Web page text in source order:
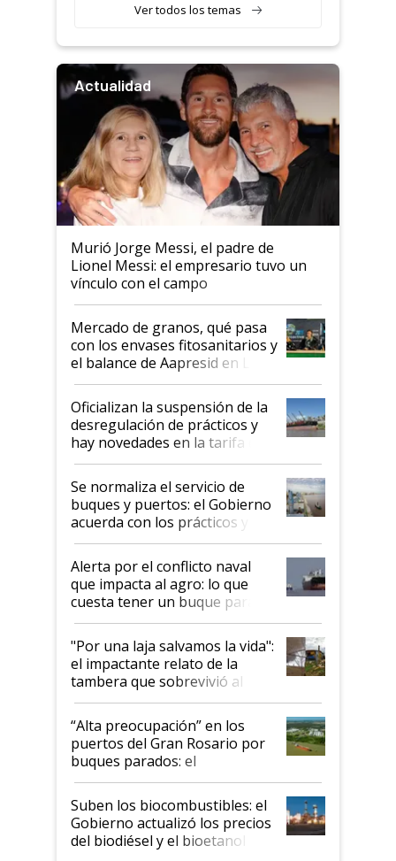
Ver todos los temas
Actualidad
Murió Jorge Messi, el padre de
Lionel Messi: el empresario tuvo un
vínculo con el campo
Mercado de granos, qué pasa
con los envases fitosanitarios y
el balance de Aapresid en La
Posta
Oficializan la suspensión de la
desregulación de prácticos y
hay novedades en la tarifa de
la hidrovía
Se normaliza el servicio de
buques y puertos: el Gobierno
acuerda con los prácticos y
suspende el decreto de
desregulación
Alerta por el conflicto naval
que impacta al agro: lo que
cuesta tener un buque parado
y el peligro de que Argentina
pase a ser "país sucio"
"Por una laja salvamos la vida":
el impactante relato de la
tambera que sobrevivió al
tornado
“Alta preocupación” en los
puertos del Gran Rosario por
buques parados: el
funcionamiento de las
exportadoras en tensión tras
la medida de fuerza de los
prácticos
Suben los biocombustibles: el
Gobierno actualizó los precios
del biodiésel y el bioetanol